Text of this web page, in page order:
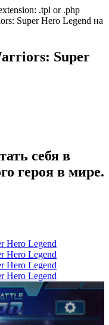
.tpl or .php
Super
себя в
героя в мире.